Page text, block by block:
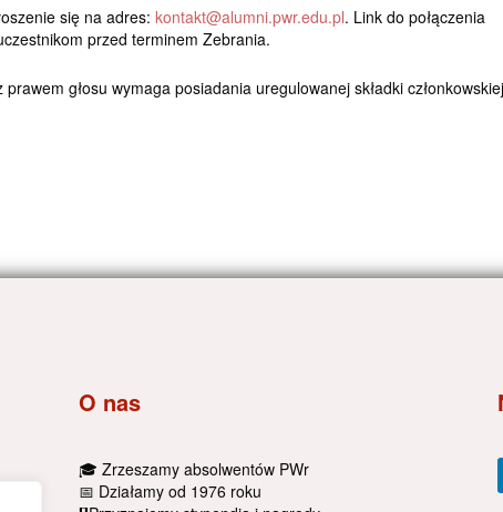
się na adres: kontakt@alumni.pwr.edu.pl. Link do połączenia
przed terminem Zebrania.
głosu wymaga posiadania uregulowanej składki
O nas
🎓 Zrzeszamy absolwentów PWr
📅 Działamy od 1976 roku